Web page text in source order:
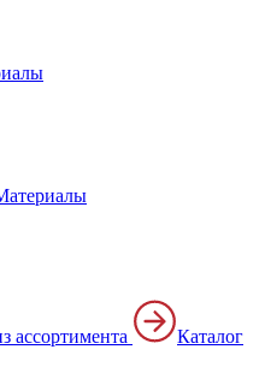
ассортимента Каталог